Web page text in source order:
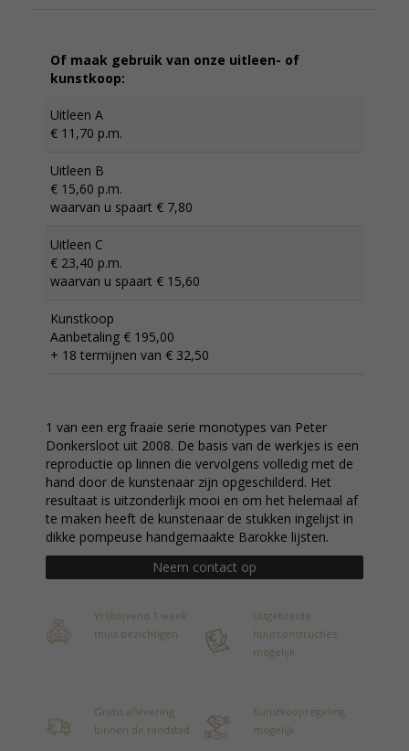
Of maak gebruik van onze uitleen- of
kunstkoop:
Uitleen A
€ 11,70 p.m.
Uitleen B
€ 15,60 p.m.
waarvan u spaart € 7,80
Uitleen C
€ 23,40 p.m.
waarvan u spaart € 15,60
Kunstkoop
Aanbetaling € 195,00
+ 18 termijnen van € 32,50
1 van een erg fraaie serie monotypes van Peter
Donkersloot uit 2008. De basis van de werkjes is een
reproductie op linnen die vervolgens volledig met de
hand door de kunstenaar zijn opgeschilderd. Het
resultaat is uitzonderlijk mooi en om het helemaal af
te maken heeft de kunstenaar de stukken ingelijst in
dikke pompeuse handgemaakte Barokke lijsten.
Neem contact op
Vrijblijvend 1 week
thuis bezichtigen
Uitgebreide
huurconstructies
mogelijk
Gratis aflevering
binnen de randstad
Kunstkoopregeling
mogelijk